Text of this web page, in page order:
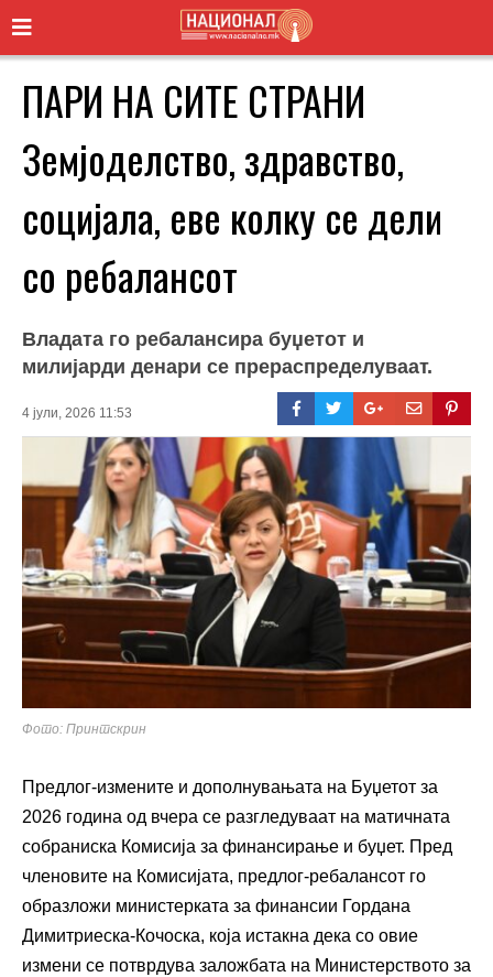
ПАРИ НА СИТЕ СТРАНИ
Земјоделство, здравство,
социјала, еве колку се дели
со ребалансот
Владата го ребалансира буџетот и
милијарди денари се прераспределуваат.
4 јули, 2026 11:53
Фото: Принтскрин
Предлог-измените и дополнувањата на Буџетот за
2026 година од вчера се разгледуваат на матичната
собраниска Комисија за финансирање и буџет. Пред
членовите на Комисијата, предлог-ребалансот го
образложи министерката за финансии Гордана
Димитриеска-Кочоска, која истакна дека со овие
измени се потврдува заложбата на Министерството за